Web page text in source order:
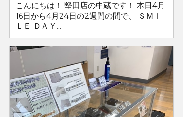
こんにちは！ 堅田店の中蔵です！ 本日4月
16日から4月24日の2週間の間で、 ＳＭＩ
ＬＥ ＤＡＹ...